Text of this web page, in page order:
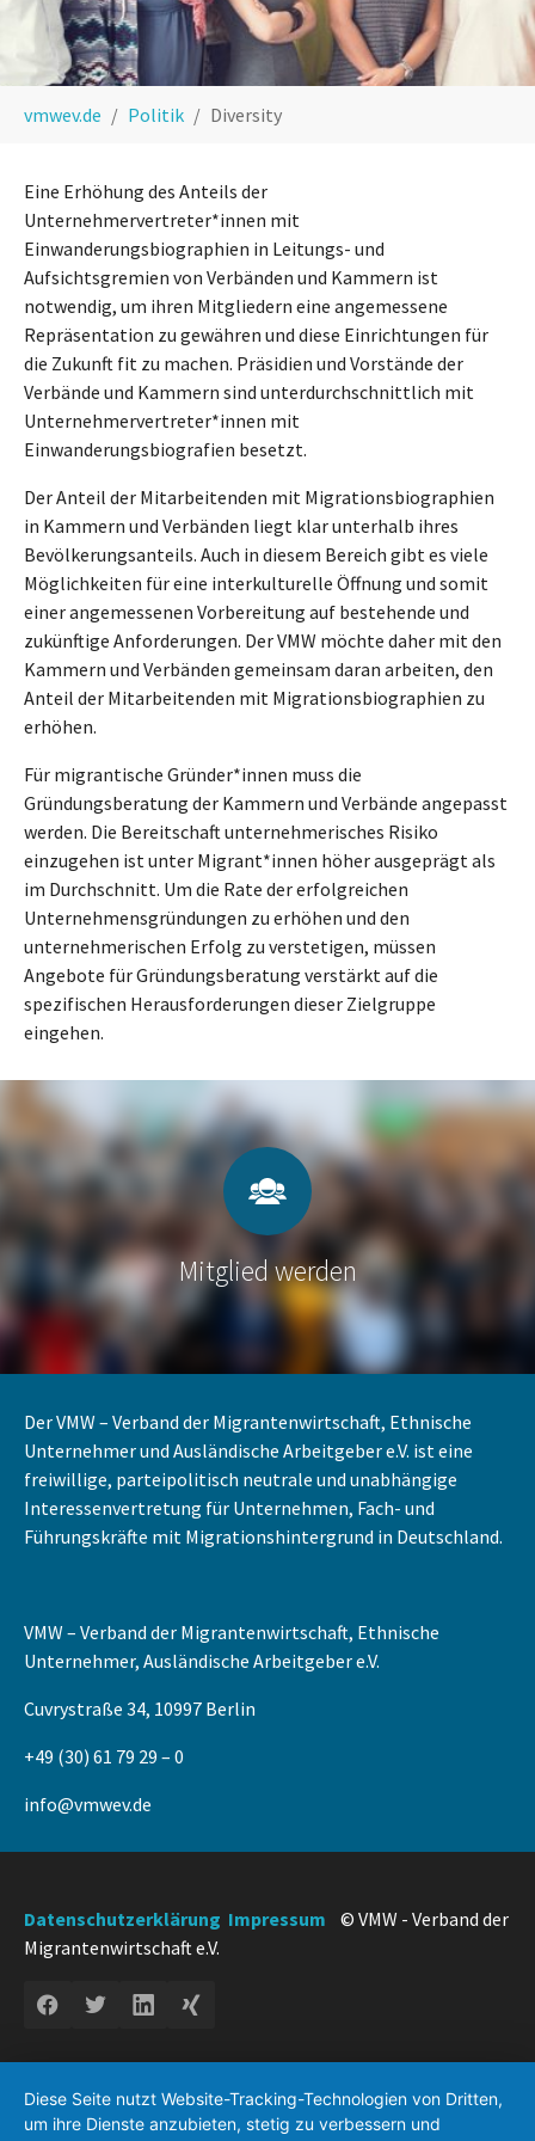
vmwev.de Politik Diversity
Eine Erhöhung des Anteils der
Unternehmervertreter*innen mit
Einwanderungsbiographien in Leitungs- und
Aufsichtsgremien von Verbänden und Kammern ist
notwendig, um ihren Mitgliedern eine angemessene
Repräsentation zu gewähren und diese Einrichtungen für
die Zukunft fit zu machen. Präsidien und Vorstände der
Verbände und Kammern sind unterdurchschnittlich mit
Unternehmervertreter*innen mit
Einwanderungsbiografien besetzt.
Der Anteil der Mitarbeitenden mit Migrationsbiographien
in Kammern und Verbänden liegt klar unterhalb ihres
Bevölkerungsanteils. Auch in diesem Bereich gibt es viele
Möglichkeiten für eine interkulturelle Öffnung und somit
einer angemessenen Vorbereitung auf bestehende und
zukünftige Anforderungen. Der VMW möchte daher mit den
Kammern und Verbänden gemeinsam daran arbeiten, den
Anteil der Mitarbeitenden mit Migrationsbiographien zu
erhöhen.
Für migrantische Gründer*innen muss die
Gründungsberatung der Kammern und Verbände angepasst
werden. Die Bereitschaft unternehmerisches Risiko
einzugehen ist unter Migrant*innen höher ausgeprägt als
im Durchschnitt. Um die Rate der erfolgreichen
Unternehmensgründungen zu erhöhen und den
unternehmerischen Erfolg zu verstetigen, müssen
Angebote für Gründungsberatung verstärkt auf die
spezifischen Herausforderungen dieser Zielgruppe
eingehen.
Mitglied werden
Der VMW – Verband der Migrantenwirtschaft, Ethnische
Unternehmer und Ausländische Arbeitgeber e.V. ist eine
freiwillige, parteipolitisch neutrale und unabhängige
Interessenvertretung für Unternehmen, Fach- und
Führungskräfte mit Migrationshintergrund in Deutschland.
VMW – Verband der Migrantenwirtschaft, Ethnische
Unternehmer, Ausländische Arbeitgeber e.V.
Cuvrystraße 34, 10997 Berlin
+49 (30) 61 79 29 – 0
info@vmwev.de
Datenschutzerklärung Impressum © VMW - Verband der
Migrantenwirtschaft e.V.
Diese Seite nutzt Website-Tracking-Technologien von Dritten,
um ihre Dienste anzubieten, stetig zu verbessern und